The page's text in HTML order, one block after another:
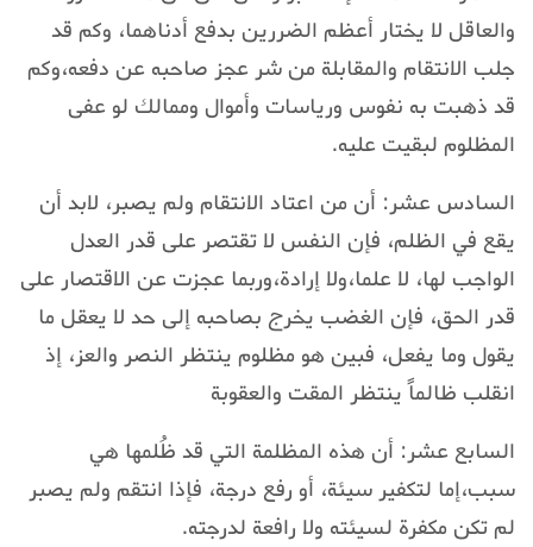
والعاقل لا يختار أعظم الضررين بدفع أدناهما، وكم قد
جلب الانتقام والمقابلة من شر عجز صاحبه عن دفعه،وكم
قد ذهبت به نفوس ورياسات وأموال وممالك لو عفى
المظلوم لبقيت عليه.
السادس عشر: أن من اعتاد الانتقام ولم يصبر، لابد أن
يقع في الظلم، فإن النفس لا تقتصر على قدر العدل
الواجب لها، لا علما،ولا إرادة،وربما عجزت عن الاقتصار على
قدر الحق، فإن الغضب يخرج بصاحبه إلى حد لا يعقل ما
يقول وما يفعل، فبين هو مظلوم ينتظر النصر والعز، إذ
انقلب ظالماً ينتظر المقت والعقوبة
السابع عشر: أن هذه المظلمة التي قد ظُلمها هي
سبب،إما لتكفير سيئة، أو رفع درجة، فإذا انتقم ولم يصبر
لم تكن مكفرة لسيئته ولا رافعة لدرجته.